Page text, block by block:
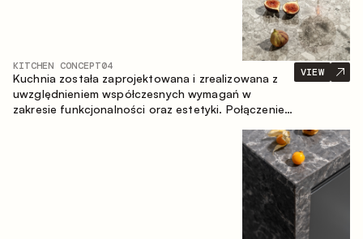
KITCHEN CONCEPT04
Kuchnia została zaprojektowana i zrealizowana z
uwzględnieniem współczesnych wymagań w
zakresie funkcjonalności oraz estetyki. Połączenie
VIEW